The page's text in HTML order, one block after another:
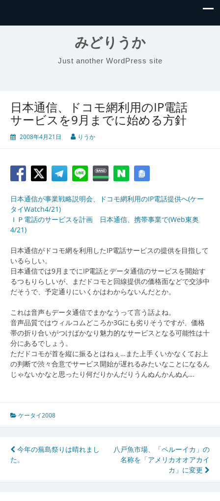
みどりうか
Just another WordPress site
日本通信、ドコモ網利用のIP電話
サービスを9月までに始める方針
2008年4月21日 りうか
日本通信が事業戦略説明会、ドコモ網利用のIP電話提供へ(ケー
タイWatch4/21)
ＩＰ電話のサービスを計画 日本通信、携帯事業で(Web東奥
4/21)
日本通信がドコモ網を利用したIP電話サービスの提供を目指して
いるらしい。
日本通信では9月までにIP電話とデータ通信のサービスを開始す
るつもりらしいが、まだドコモと回線提供の価格面などで交渉中
だそうで、予定通りにいくかはわからないんだとか。
これは音声もデータ通信でまかなうって言う話よね。
音声品質ではウィルコムどころか3Gにも劣りそうですが、価格
帯の折り合いがつけばかなり魅力的なサービスとなる可能性は十
分にあるでしょう。
ただドコモが首を縦に振るとはねぇ…また上手くいかなくてお上
の判断で渋々合意でサービス開始が遅れるみたいなことになるん
じゃないかなと思ったり何だりかんだりうんぬんかんぬん…
ケータイ2008
投
稿
ナ
今年の蕪島祭りは晴れまし
た。
八戸魚市場、「ペルーイカ」の
名称を「アメリカオオアカイ
カ」に変更